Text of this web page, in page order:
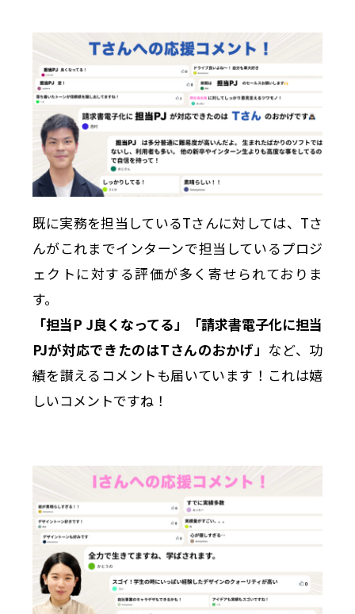
既に実務を担当しているTさんに対しては、Tさ
んがこれまでインターンで担当しているプロジ
ェクトに対する評価が多く寄せられておりま
す。
「担当P J良くなってる」「請求書電子化に担当
PJが対応できたのはTさんのおかげ」 など、功
績を讃えるコメントも届いています！これは嬉
しいコメントですね！